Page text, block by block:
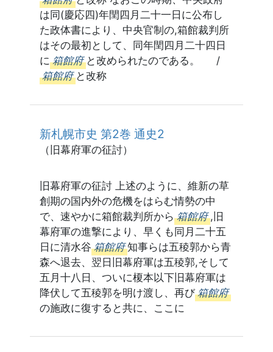
は同(慶応四)年閏四月二十一日に公布し
た政体書により、中央官制の,箱館裁判所
はその最初として、同年閏四月二十四日
に 箱館府 と改められたのである。 /
箱館府 と改称
新札幌市史 第2巻 通史2
（旧幕府軍の征討）
旧幕府軍の征討 上述のように、維新の草
創期の国内外の危機をはらむ情勢の中
で、速やかに箱館裁判所から 箱館府 ,旧
幕府軍の進撃により、早くも同月二十五
日に清水谷 箱館府 知事らは五稜郭から青
森へ退去、翌日旧幕府軍は五稜郭,そして
五月十八日、ついに榎本以下旧幕府軍は
降伏して五稜郭を明け渡し、再び 箱館府
の施政に復すると共に、ここに